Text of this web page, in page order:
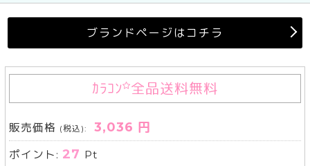
ブランドページはコチラ
ｶﾗｺﾝ 全品送料無料
販売価格 (税込): 3,036 円
ポイント: 27 Pt